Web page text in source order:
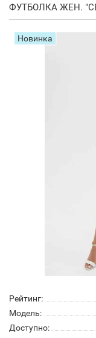
ФУТБОЛКА ЖЕН.
Новинка
Рейтинг:
Модель:
Доступно: